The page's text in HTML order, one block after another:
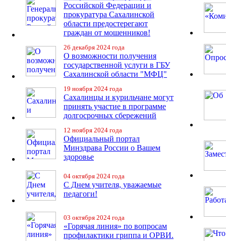
Российской Федерации и
прокуратура Сахалинской
области предостерегают
граждан от мошенников!
26 декабря 2024 года
О возможности получения
государственной услуги в ГБУ
Сахалинской области "МФЦ"
19 ноября 2024 года
Сахалинцы и курильчане могут
принять участие в программе
долгосрочных сбережений
12 ноября 2024 года
Официальный портал
Минздрава России о Вашем
здоровье
04 октября 2024 года
С Днем учителя, уважаемые
педагоги!
03 октября 2024 года
«Горячая линия» по вопросам
профилактики гриппа и ОРВИ.